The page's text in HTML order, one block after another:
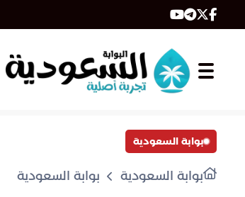
بوابة السعودية
بوابة السعودية بوابة السعودية